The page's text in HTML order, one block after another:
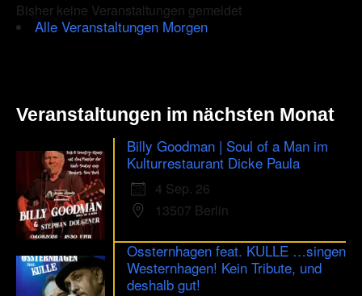
Bisher keine Veranstaltungen gemeldet
Alle Veranstaltungen Morgen
Veranstaltungen im nächsten Monat
Billy Goodman | Soul of a Man im
Kulturrestaurant Dicke Paula
4 Sep. 26
13507 Berlin
Ossternhagen feat. KULLE …singen
Westernhagen! Kein Tribute, und
deshalb gut!